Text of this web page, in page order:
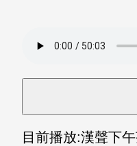
目前播放:漢聲下